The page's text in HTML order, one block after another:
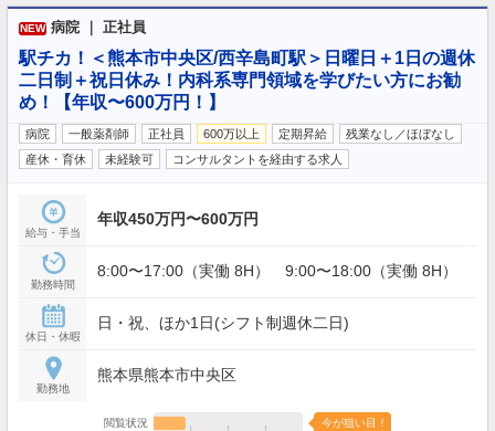
NEW 病院 ｜ 正社員
駅チカ！＜熊本市中央区/西辛島町駅＞日曜日＋1日の週休
二日制＋祝日休み！内科系専門領域を学びたい方にお勧
め！【年収〜600万円！】
病院 一般薬剤師 正社員 600万以上 定期昇給
残業なし／ほぼなし
産休・育休
未経験可 コンサルタントを経由する求人
給与・手当
年収450万円〜600万円
勤務時間
8:00〜17:00（実働 8H） 9:00〜18:00（実働 8H）
休日・休暇
日・祝、ほか1日(シフト制週休二日)
勤務地
熊本県熊本市中央区
閲覧状況 今が狙い目！